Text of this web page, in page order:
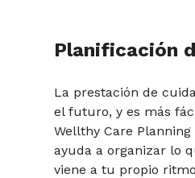
Planificación
La prestación de
el futuro, y es más
Wellthy Care
ayuda a organizar lo
viene a tu propio